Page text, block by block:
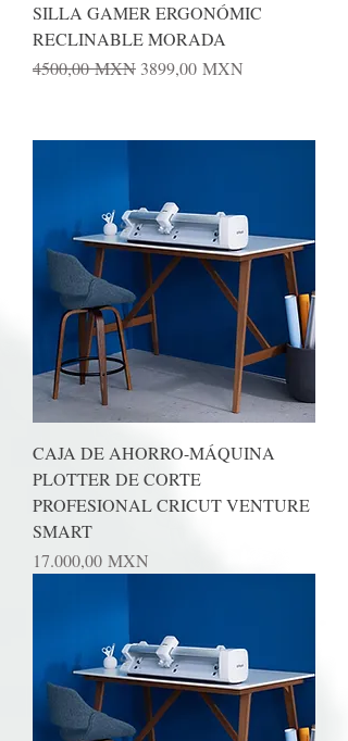
SILLA GAMER ERGONÓMIC
RECLINABLE MORADA
Precio
4500,00 MXN Precio de oferta
3899,00 MXN
CAJA DE AHORRO-MÁQUINA
PLOTTER DE CORTE
PROFESIONAL CRICUT VENTURE
SMART
Precio
17.000,00 MXN